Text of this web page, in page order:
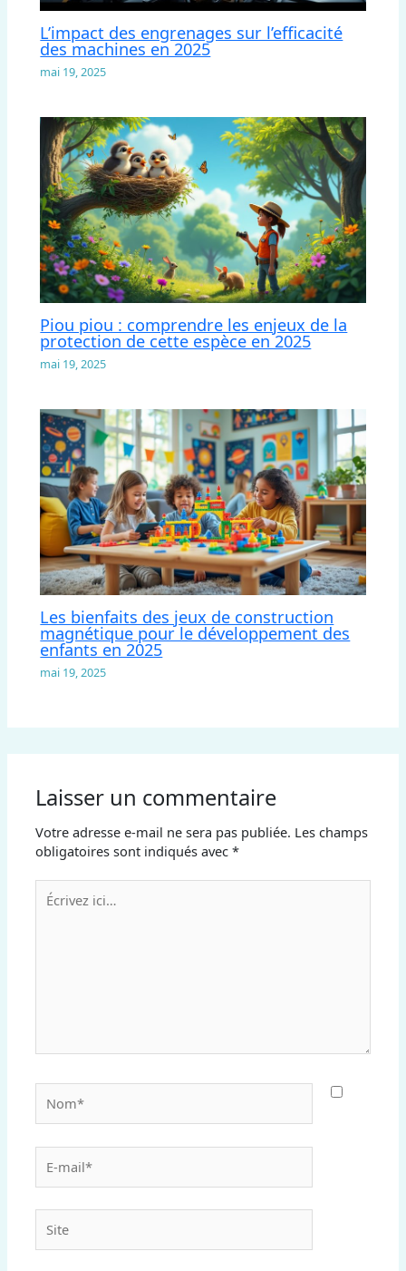
L’impact des engrenages sur l’efficacité
des machines en 2025
mai 19, 2025
Piou piou : comprendre les enjeux de la
protection de cette espèce en 2025
mai 19, 2025
Les bienfaits des jeux de construction
magnétique pour le développement des
enfants en 2025
mai 19, 2025
Laisser un commentaire
Votre adresse e-mail ne sera pas publiée. Les champs
obligatoires sont indiqués avec*
Écrivez
ici…
mail*